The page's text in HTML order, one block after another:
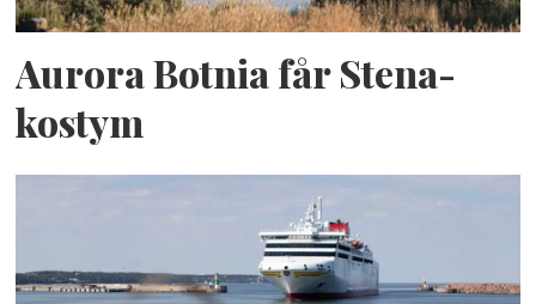
Aurora Botnia får Stena-
kostym